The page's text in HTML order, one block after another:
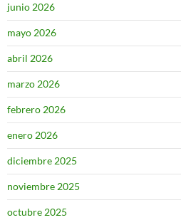
junio 2026
mayo 2026
abril 2026
marzo 2026
febrero 2026
enero 2026
diciembre 2025
noviembre 2025
octubre 2025